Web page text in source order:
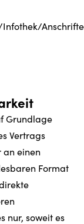
Grundlage
Vertrags
an einen
Format
nur, soweit es